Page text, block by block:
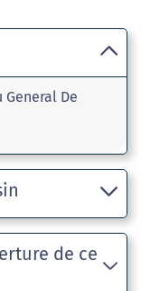
General De
de ce